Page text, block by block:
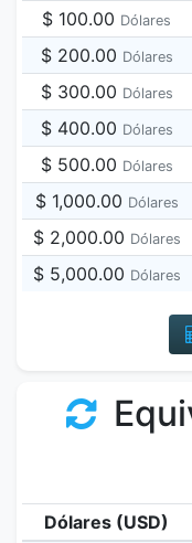
$ 100.00 Dólares
$ 200.00 Dólares
$ 300.00 Dólares
$ 400.00 Dólares
$ 500.00 Dólares
$ 1,000.00 Dólares
$ 2,000.00 Dólares
$ 5,000.00 Dólares
Dólares (USD)